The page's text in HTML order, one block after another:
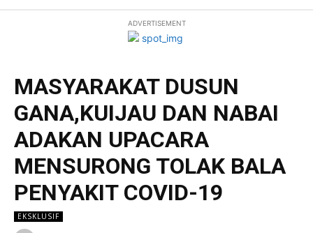
ADVERTISEMENT
MASYARAKAT DUSUN
GANA,KUIJAU DAN NABAI
ADAKAN UPACARA
MENSURONG TOLAK BALA
PENYAKIT COVID-19
EKSKLUSIF